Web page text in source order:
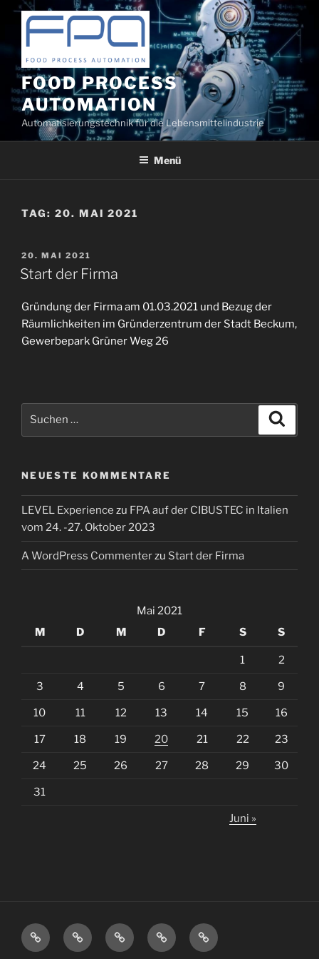
Zum
Inhalt
FOOD PROCESS
AUTOMATION
Automatisierungstechnik für die Lebensmittelindustrie
Menü
TAG: 20. MAI 2021
VERÖFFENTLICHT
AM
20. MAI 2021
Start der Firma
Gründung der Firma am 01.03.2021 und Bezug der
Räumlichkeiten im Gründerzentrum der Stadt Beckum,
Gewerbepark Grüner Weg 26
NEUESTE KOMMENTARE
LEVEL Experience zu FPA auf der CIBUSTEC in Italien
vom 24. -27. Oktober 2023
A WordPress Commenterzu Start der Firma
Mai 2021
M
D M D F S S
1 2
3 4 5 6 7 8 9
10 11 12 13 14 15 16
17 18 19 20 21 22 23
24 25 26 27 28 29 30
31
Juni »
ENTWICKLUNG
|
KONSTRUKTION
ENGINEERING
PRODUKTION
SERVICE